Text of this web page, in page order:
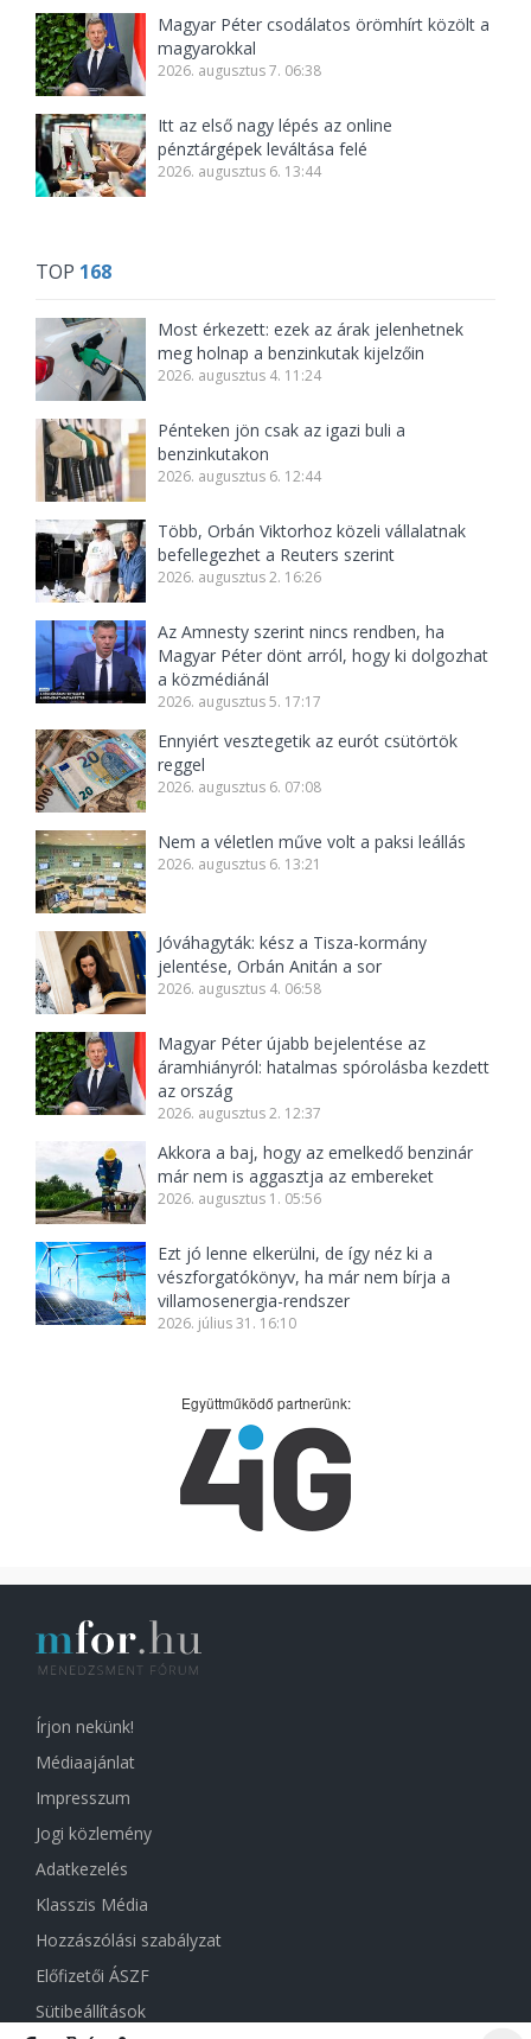
Magyar Péter csodálatos örömhírt közölt a
magyarokkal
2026. augusztus 7. 06:38
Itt az első nagy lépés az online
pénztárgépek leváltása felé
2026. augusztus 6. 13:44
TOP 168
Most érkezett: ezek az árak jelenhetnek
meg holnap a benzinkutak kijelzőin
2026. augusztus 4. 11:24
Pénteken jön csak az igazi buli a
benzinkutakon
2026. augusztus 6. 12:44
Több, Orbán Viktorhoz közeli vállalatnak
befellegezhet a Reuters szerint
2026. augusztus 2. 16:26
Az Amnesty szerint nincs rendben, ha
Magyar Péter dönt arról, hogy ki dolgozhat
a közmédiánál
2026. augusztus 5. 17:17
Ennyiért vesztegetik az eurót csütörtök
reggel
2026. augusztus 6. 07:08
Nem a véletlen műve volt a paksi leállás
2026. augusztus 6. 13:21
Jóváhagyták: kész a Tisza-kormány
jelentése, Orbán Anitán a sor
2026. augusztus 4. 06:58
Magyar Péter újabb bejelentése az
áramhiányról: hatalmas spórolásba kezdett
az ország
2026. augusztus 2. 12:37
Akkora a baj, hogy az emelkedő benzinár
már nem is aggasztja az embereket
2026. augusztus 1. 05:56
Ezt jó lenne elkerülni, de így néz ki a
vészforgatókönyv, ha már nem bírja a
villamosenergia-rendszer
2026. július 31. 16:10
Együttműködő partnerünk:
Írjon nekünk!
Médiaajánlat
Impresszum
Jogi közlemény
Adatkezelés
Klasszis Média
Hozzászólási szabályzat
Előfizetői ÁSZF
Sütibeállítások